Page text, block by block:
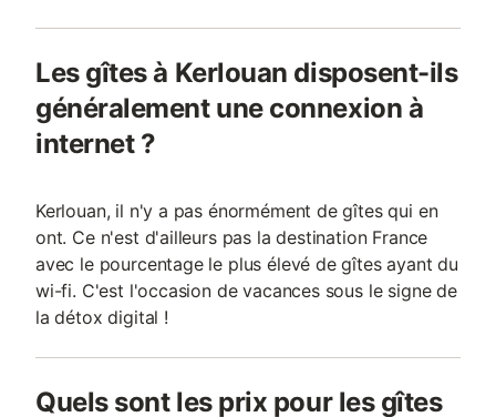
Les gîtes à Kerlouan disposent-ils
généralement une connexion à
internet ?
Kerlouan, il n'y a pas énormément de gîtes qui en
ont. Ce n'est d'ailleurs pas la destination France
avec le pourcentage le plus élevé de gîtes ayant du
wi-fi. C'est l'occasion de vacances sous le signe de
la détox digital !
Quels sont les prix pour les gîtes